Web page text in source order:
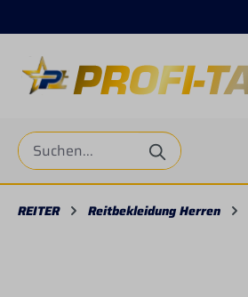
REITER Reitbekleidung Herren